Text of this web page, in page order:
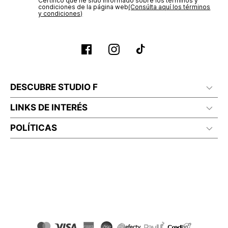
condiciones de la página web‎(Consúlta aquí los términos
y condiciones)
DESCUBRE STUDIO F
LINKS DE INTERÉS
POLÍTICAS